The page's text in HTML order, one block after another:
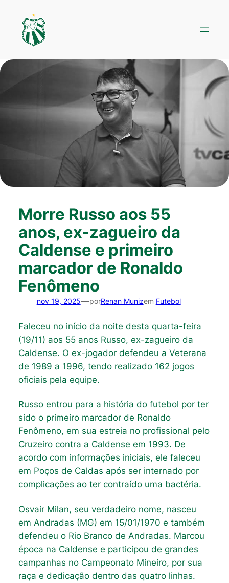
conteúdo
Morre Russo aos 55
anos, ex-zagueiro da
Caldense e primeiro
marcador de Ronaldo
Fenômeno
nov 19, 2025—porRenan Munizem Futebol
Faleceu no início da noite desta quarta-feira
(19/11) aos 55 anos Russo, ex-zagueiro da
Caldense. O ex-jogador defendeu a Veterana
de 1989 a 1996, tendo realizado 162 jogos
oficiais pela equipe.
Russo entrou para a história do futebol por ter
sido o primeiro marcador de Ronaldo
Fenômeno, em sua estreia no profissional pelo
Cruzeiro contra a Caldense em 1993. De
acordo com informações iniciais, ele faleceu
em Poços de Caldas após ser internado por
complicações ao ter contraído uma bactéria.
Osvair Milan, seu verdadeiro nome, nasceu
em Andradas (MG) em 15/01/1970 e também
defendeu o Rio Branco de Andradas. Marcou
época na Caldense e participou de grandes
campanhas no Campeonato Mineiro, por sua
raça e dedicação dentro das quatro linhas.